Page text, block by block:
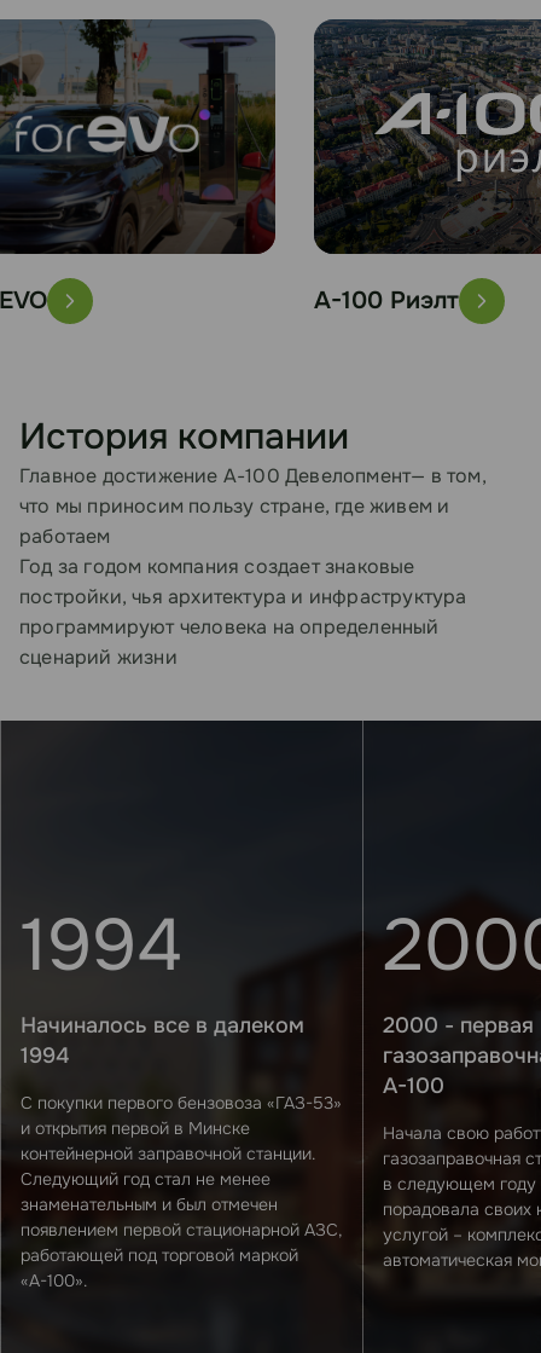
A-100 Риэлт
История компании
Главное достижение А-100 Девелопмент— в том,
что мы приносим пользу стране, где живем и
работаем
Год за годом компания создает знаковые
постройки, чья архитектура и инфраструктура
программируют человека на определенный
сценарий жизни
1994
Начиналось все в далеком
1994
С покупки первого бензовоза «ГАЗ-53»
и открытия первой в Минске
контейнерной заправочной станции.
Следующий год стал не менее
знаменательным и был отмечен
появлением первой стационарной АЗС,
работающей под торговой маркой
«А-100».
2000 - первая
А-100
Начала свою
газозаправочная
в следующем году
порадовала своих
услугой –
автоматическая